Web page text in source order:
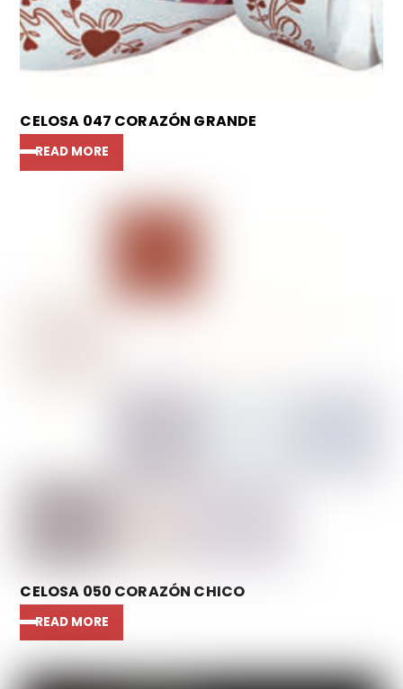
CELOSA 047 CORAZÓN GRANDE
READ MORE
CELOSA 050 CORAZÓN CHICO
READ MORE